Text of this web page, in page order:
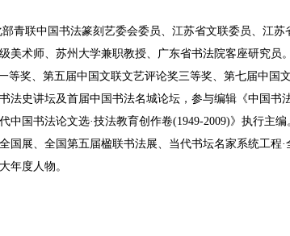
青联中国书法篆刻艺委会委员、江苏省文联委员、江苏
级美术师、苏州大学兼职教授、广东省书法院客座研
奖、第五届中国文联文艺评论奖三等奖、第七届中国
史讲坛及首届中国书法名城论坛，参与编辑《中国书
国书法论文选·技法教育创作卷(1949-2009)》执行主
展、全国第五届楹联书法展、当代书坛名家系统工程·
年度人物。